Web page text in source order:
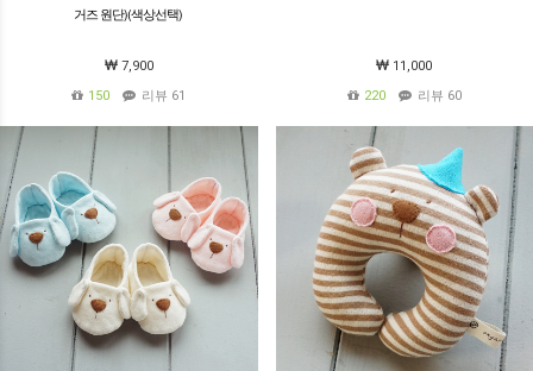
거즈 원단)(색상선택)
7,900
150
리뷰 61
11,000
220
리뷰 60